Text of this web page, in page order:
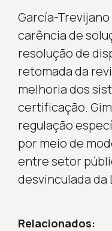
García-
carência de
resolução de
retomada da
melhoria dos
certificação.
regulação
por meio de
entre setor
desvinculada da
Relacionados: